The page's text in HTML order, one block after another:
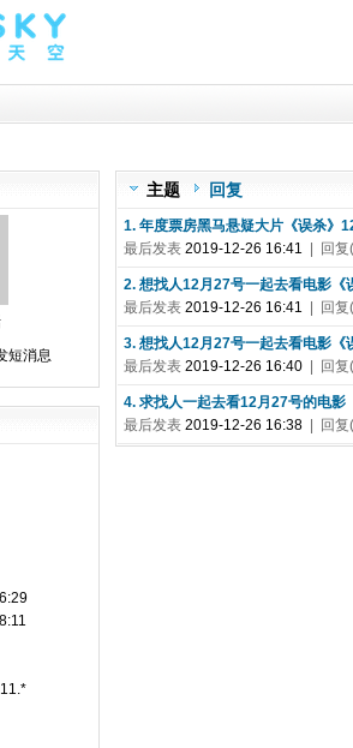
主题 回复
1. 年度票房黑马悬疑大片《误杀》
最后发表2019-12-26 16:41 | 回
2. 想找人12月27号一起去看电影《
最后发表2019-12-26 16:41 | 回
3. 想找人12月27号一起去看电影《
最后发表2019-12-26 16:40 | 回
4. 求找人一起去看12月27号的电影
最后发表2019-12-26 16:38 | 回
短消息